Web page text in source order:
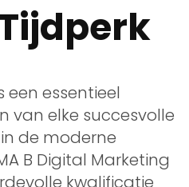
essentieel
van elke succesvolle
de moderne
B Digital Marketing
kwalificatie